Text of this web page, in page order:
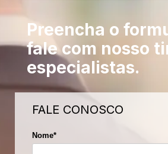
Preencha o
fale com nosso
especialistas.
FALE CONOSCO
Nome*